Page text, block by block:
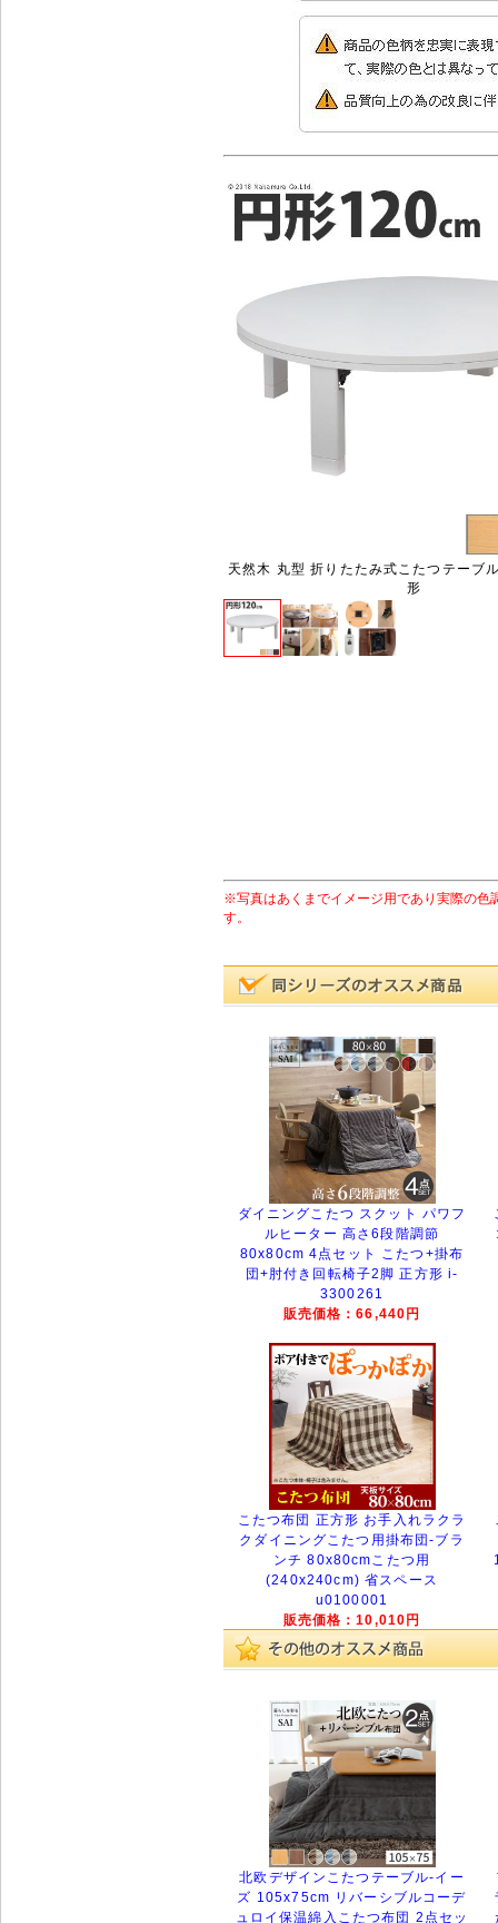
天然木 丸型 折りたたみ式こたつテーブ
形
※写真はあくまでイメージ用であり実際の色
す。
ダイニングこたつ スクット パワフ
ルヒーター 高さ6段階調節
80x80cm 4点セット こたつ+掛布
団+肘付き回転椅子2脚 正方形 i-
3300261
販売価格：66,440円
こたつ布団 正方形 お手入れラクラ
クダイニングこたつ用掛布団-ブラ
ンチ 80x80cmこたつ用
(240x240cm) 省スペース
u0100001
販売価格：10,010円
北欧デザインこたつテーブル-イー
ズ 105x75cm リバーシブルコーデ
ュロイ保温綿入こたつ布団 2点セッ